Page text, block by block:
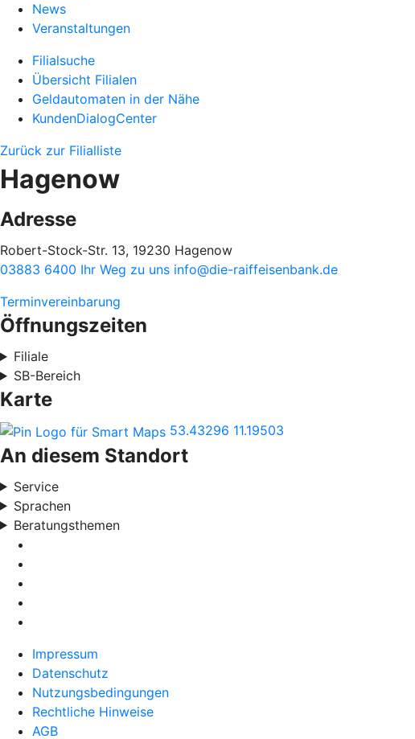
News
Veranstaltungen
Filialsuche
Übersicht Filialen
Geldautomaten in der Nähe
KundenDialogCenter
Zurück zur Filialliste
Hagenow
Adresse
Robert-Stock-Str. 13, 19230 Hagenow
03883 6400 Ihr Weg zu uns info@die-raiffeisenbank.de
Terminvereinbarung
Öffnungszeiten
Filiale
SB-Bereich
Karte
53.43296 11.19503
An diesem Standort
Service
Sprachen
Beratungsthemen
Impressum
Datenschutz
Nutzungsbedingungen
Rechtliche Hinweise
AGB